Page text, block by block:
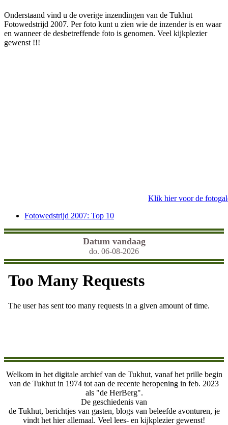
Onderstaand vind u de overige inzendingen van de Tukhut
Fotowedstrijd 2007. Per foto kunt u zien wie de inzender is en waar
en wanneer de desbetreffende foto is genomen. Veel kijkplezier
gewenst !!!
Klik hier voor de
Fotowedstrijd 2007: Top 10
Datum vandaag
do. 06-08-2026
Welkom in het digitale archief van de Tukhut, vanaf het prille begin
van de Tukhut in 1974 tot aan de recente heropening in feb. 2023
als "de HerBerg".
De geschiedenis van
de Tukhut, berichtjes van gasten, blogs van beleefde avonturen, je
vindt het hier allemaal. Veel lees- en kijkplezier gewenst!